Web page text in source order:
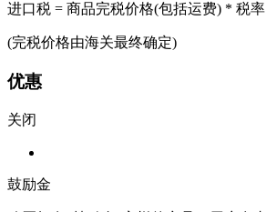
进口税 = 商品完税价格(包括运费) * 税率
(完税价格由海关最终确定)
优惠
关闭
鼓励金